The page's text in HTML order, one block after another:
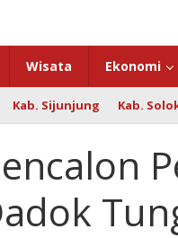
Wisata Ekonomi
Kab. Sijunjung Kab.